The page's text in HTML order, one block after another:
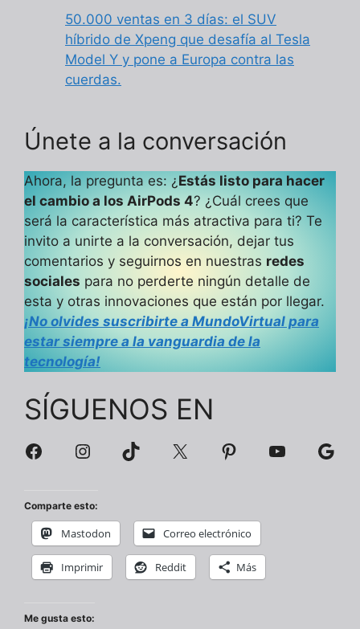
50.000 ventas en 3 días: el SUV
híbrido de Xpeng que desafía al Tesla
Model Y y pone a Europa contra las
cuerdas.
Únete a la conversación
Ahora, la pregunta es: ¿ Estás listo para hacer
el cambio a los AirPods 4? ¿Cuál crees que
será la característica más atractiva para ti? Te
invito a unirte a la conversación, dejar tus
comentarios y seguirnos en nuestras redes
sociales para no perderte ningún detalle de
esta y otras innovaciones que están por llegar.
¡No olvides suscribirte a MundoVirtual para
estar siempre a la vanguardia de la
tecnología!
SÍGUENOS EN
FacebookInstagram
TikTok
X PinterestYouTube
Comparte esto:
Mastodon Correo electrónico
Imprimir Reddit Más
Me gusta esto: